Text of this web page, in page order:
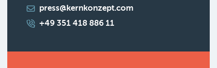
press@kernkonzept.com
+49 351 418 886 11